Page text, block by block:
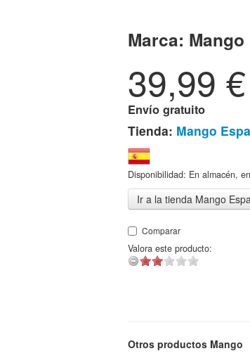
Marca: Mango
39,99 €
Envío gratuito
Tienda: Mango
Disponibilidad: En almacén,
Ir a la tienda Mango
Comparar
Valora este producto:
Otros productos Mango